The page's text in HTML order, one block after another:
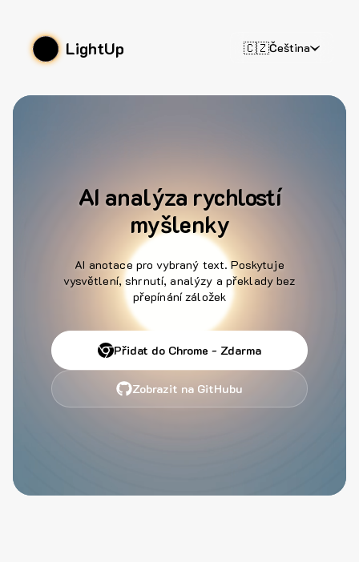
LightUp 🇨🇿Čeština
AI analýza rychlostí
myšlenky
AI anotace pro vybraný text. Poskytuje
vysvětlení, shrnutí, analýzy a překlady bez
přepínání záložek
Přidat do Chrome - Zdarma
Zobrazit na GitHubu